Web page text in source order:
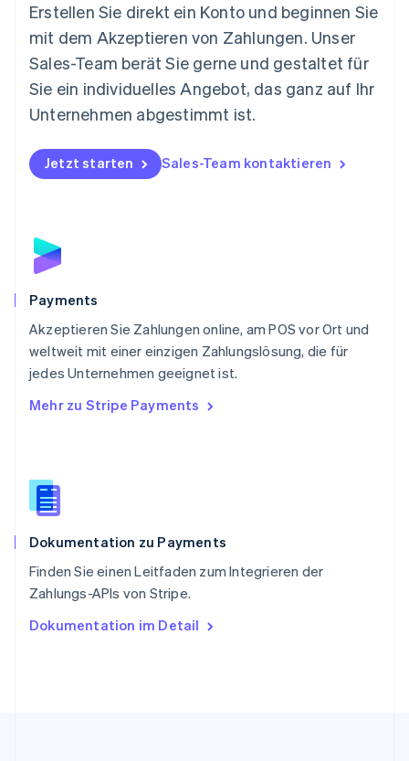
Erstellen Sie direkt ein Konto und beginnen Sie
mit dem Akzeptieren von Zahlungen. Unser
Sales-Team berät Sie gerne und gestaltet für
Sie ein individuelles Angebot, das ganz auf Ihr
Unternehmen abgestimmt ist.
Jetzt starten Sales-Team kontaktieren
Payments
Akzeptieren Sie Zahlungen online, am POS vor Ort und
weltweit mit einer einzigen Zahlungslösung, die für
jedes Unternehmen geeignet ist.
Mehr zu Stripe Payments
Dokumentation zu Payments
Finden Sie einen Leitfaden zum Integrieren der
Zahlungs-APIs von Stripe.
Dokumentation im Detail
English
Niederlande
Nederlands English
Norwegen
English
Österreich
Polen
English
Portugal
Schweden
Schweiz
Singapur
English简体中文
Slowakei
Slowenien
English
Spanien
Thailand
Tschechische Republik
English
English